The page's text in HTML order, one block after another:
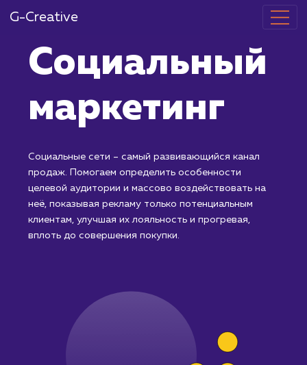
G-Creative
Социальный
маркетинг
Социальные сети – самый развивающийся канал
продаж. Помогаем определить особенности
целевой аудитории и массово воздействовать на
неё, показывая рекламу только потенциальным